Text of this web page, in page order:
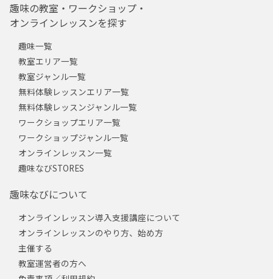
趣味の教室・ワークショップ・
オンラインレッスンを探す
趣味一覧
教室エリア一覧
教室ジャンル一覧
無料体験レッスンエリア一覧
無料体験レッスンジャンル一覧
ワークショップエリア一覧
ワークショップジャンル一覧
オンラインレッスン一覧
趣味なびSTORES
趣味なびについて
オンラインレッスン導入支援講座について
オンラインレッスンのやり方、始め方
主催する
教室運営者の方へ